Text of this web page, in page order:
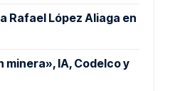
Rafael López Aliaga en
minera», IA, Codelco y